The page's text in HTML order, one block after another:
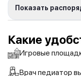
Показать
Какие
Игровые
Врач педиатор